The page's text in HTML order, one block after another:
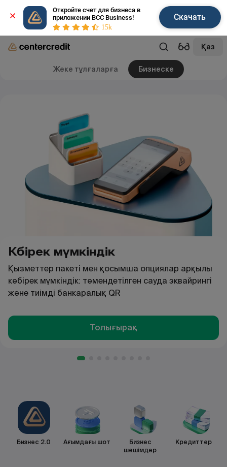
Откройте счет для бизнеса в
приложении BCC Business!
15k
Скачать
Қаз
Жеке тұлғаларға Бизнеске
Көбірек мүмкіндік
Қызметтер пакеті мен қосымша опциялар арқылы
көбірек мүмкіндік: төмендетілген сауда эквайрингі
және тиімді банкаралық QR
Толығырақ
Бизнес 2.0 Ағымдағы шот
Бизнес
шешімдер
Кредиттер